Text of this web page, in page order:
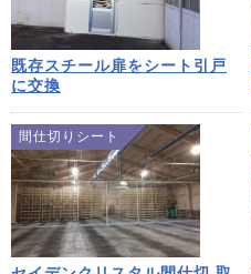
既存スチール扉をシート引戸
に交換
間仕切りシート